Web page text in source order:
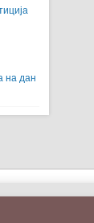
на дан